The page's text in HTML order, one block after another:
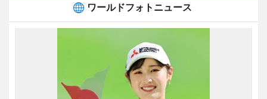
ワールドフォトニュース